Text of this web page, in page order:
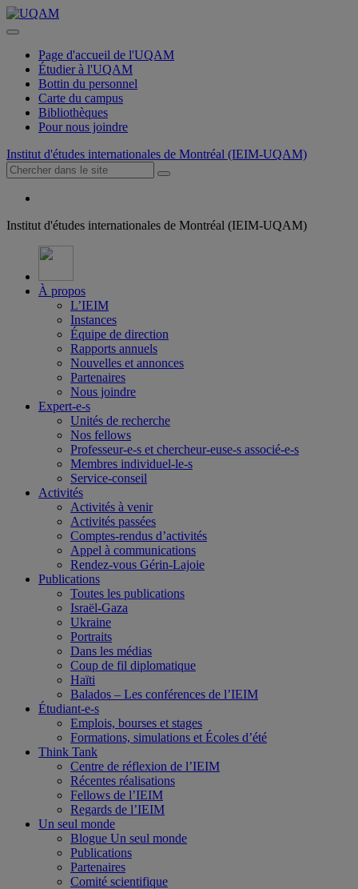
Page d'accueil de l'UQAM
Étudier à l'UQAM
Bottin du personnel
Carte du campus
Bibliothèques
Pour nous joindre
Institut d'études internationales de Montréal (IEIM-UQAM)
Institut d'études internationales de Montréal (IEIM-UQAM)
À propos
L’IEIM
Instances
Équipe de direction
Rapports annuels
Nouvelles et annonces
Partenaires
Nous joindre
Expert-e-s
Unités de recherche
Nos fellows
Professeur-e-s et chercheur-euse-s associé-e-s
Membres individuel-le-s
Service-conseil
Activités
Activités à venir
Activités passées
Comptes-rendus d’activités
Appel à communications
Rendez-vous Gérin-Lajoie
Publications
Toutes les publications
Israël-Gaza
Ukraine
Portraits
Dans les médias
Coup de fil diplomatique
Haïti
Balados – Les conférences de l’IEIM
Étudiant-e-s
Emplois, bourses et stages
Formations, simulations et Écoles d’été
Think Tank
Centre de réflexion de l’IEIM
Récentes réalisations
Fellows de l’IEIM
Regards de l’IEIM
Un seul monde
Blogue Un seul monde
Publications
Partenaires
Comité scientifique